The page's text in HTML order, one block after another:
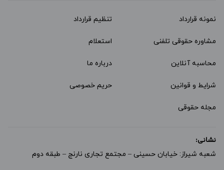
نمونه قرارداد‌ تنظیم قرارداد
مشاوره حقوقی تلفنی استعلام
محاسبه آنلاین درباره ما
شرایط و قوانین حریم خصوصی
مجله حقوقی
نشانی:
شعبه شیراز: خیابان حسینی – مجتمع تجاری نارنج – طبقه دوم